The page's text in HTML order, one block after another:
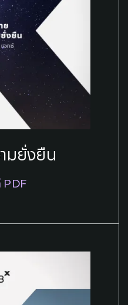
มยั่งยืน
PDF